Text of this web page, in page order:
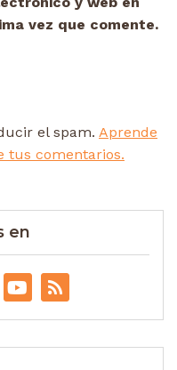
vez que comente.
el spam. Aprende
tus comentarios.
en